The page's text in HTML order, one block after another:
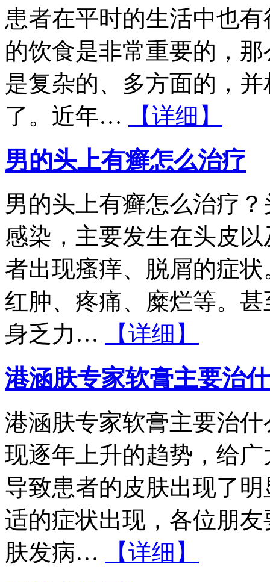
患者在平时的生活中也
的饮食是非常重要的，
是复杂的、多方面的，
了。近年…
【详细】
男的头上有癣怎么治疗
男的头上有癣怎么治疗
感染，主要发生在头皮
者出现瘙痒、脱屑的症
红肿、疼痛、糜烂等。
身乏力…
【详细】
港涵肤专家软膏主要治
港涵肤专家软膏主要治
现逐年上升的趋势，给
导致患者的皮肤出现了
适的症状出现，各位朋
肤发病…
【详细】